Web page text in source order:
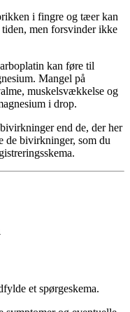
i fingre og tæer kan
men forsvinder ikke
kan føre til
Mangel på
muskelsvækkelse og
i drop.
end de, der her
de bivirkninger, som du
et spørgeskema.